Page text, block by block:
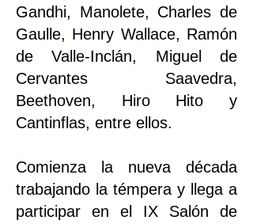
Gandhi, Manolete, Charles de
Gaulle, Henry Wallace, Ramón
de Valle-Inclán, Miguel de
Cervantes Saavedra,
Beethoven, Hiro Hito y
Cantinflas, entre ellos.
Comienza la nueva década
trabajando la témpera y llega a
participar en el IX Salón de